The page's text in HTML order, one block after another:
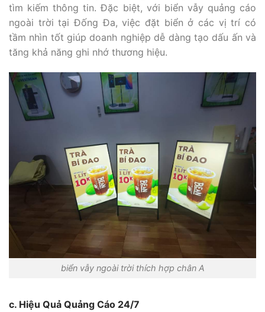
tìm kiếm thông tin. Đặc biệt, với biển vẫy quảng cáo
ngoài trời tại Đống Đa, việc đặt biển ở các vị trí có
tầm nhìn tốt giúp doanh nghiệp dễ dàng tạo dấu ấn và
tăng khả năng ghi nhớ thương hiệu.
biển vẫy ngoài trời thích hợp chân A
c. Hiệu Quả Quảng Cáo 24/7